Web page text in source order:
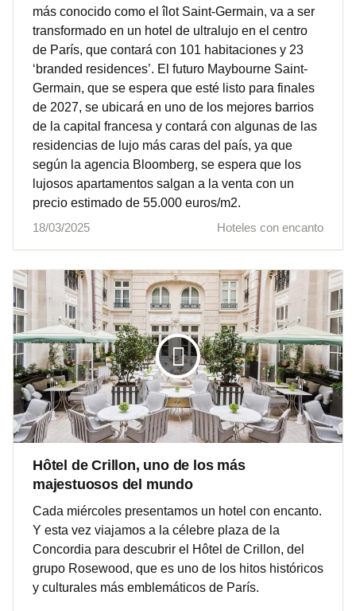
más conocido como el îlot Saint-Germain, va a ser
transformado en un hotel de ultralujo en el centro
de París, que contará con 101 habitaciones y 23
‘branded residences’. El futuro Maybourne Saint-
Germain, que se espera que esté listo para finales
de 2027, se ubicará en uno de los mejores barrios
de la capital francesa y contará con algunas de las
residencias de lujo más caras del país, ya que
según la agencia Bloomberg, se espera que los
lujosos apartamentos salgan a la venta con un
precio estimado de 55.000 euros/m2.
18/03/2025
Hoteles con encanto
Hôtel de Crillon, uno de los más
majestuosos del mundo
Cada miércoles presentamos un hotel con encanto.
Y esta vez viajamos a la célebre plaza de la
Concordia para descubrir el Hôtel de Crillon, del
grupo Rosewood, que es uno de los hitos históricos
y culturales más emblemáticos de París.